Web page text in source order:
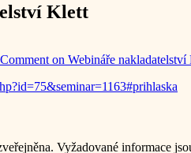
Klett
on Webináře nakladatelství
Vyžadované informace